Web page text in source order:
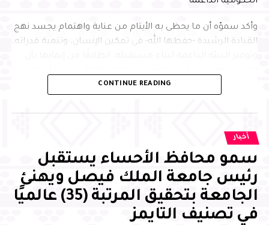
وأكد سموّه أن ما يحظى به الأيتام من عناية واهتمام يجسد نهج
القيادة الرشيدة -حفظها الله- في تمكين الإنسان، وتنمية قدراته،
النوعية التي تجمع التعليم والابتكار وبناء الشخصية تسهم في
الإسهام بفاعلية في مسيرة التنمية، وتحقيق مستهدفات رؤية
CONTINUE READING
أخبار
سمو محافظ الأحساء يستقبل
رئيس جامعة الملك فيصل ويهنئ
الجامعة بتحقيق المرتبة (35) عالميًا
في تصنيف التايمز